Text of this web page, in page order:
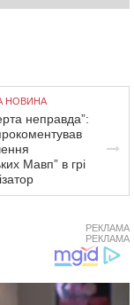
НОВИНА
неправда”:
Мавп” в грі
РЕКЛАМА
РЕКЛАМА